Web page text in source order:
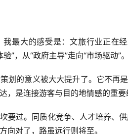
最大的感受是：文旅行业正在
”，从“政府主导”走向“市场驱动”。
划的意义被大大提升了。它不再
，是连接游客与目的地情感的重要
要过。同质化竞争、人才培养、
向对了，路虽远行则将至。